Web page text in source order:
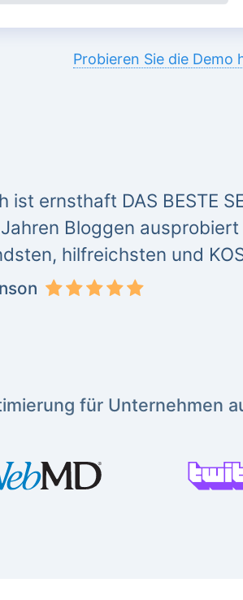
Probieren Sie die Demo
ist ernsthaft DAS BESTE
Bloggen
hilfreichsten und
für Unternehmen